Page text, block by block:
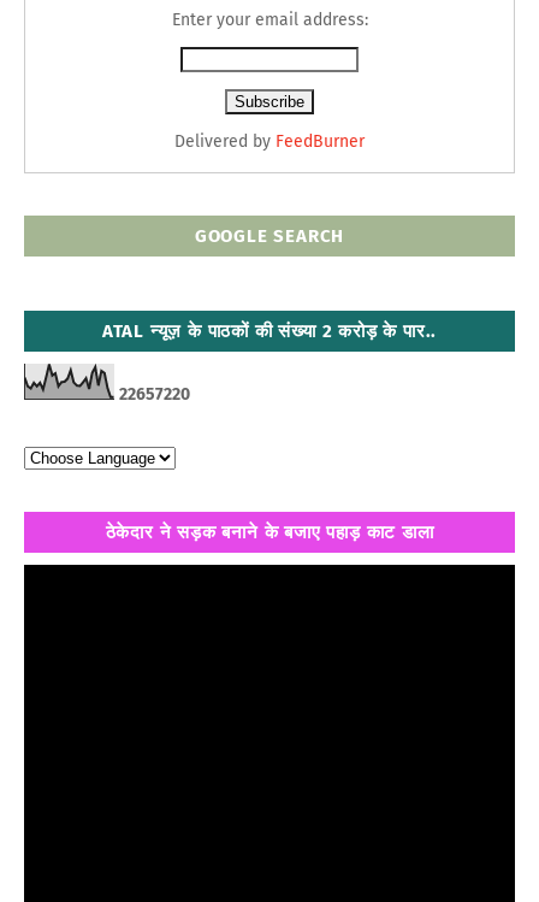
Enter your email address:
Delivered by FeedBurner
GOOGLE SEARCH
ATAL न्यूज़ के पाठकों की संख्या 2 करोड़ के पार..
22657220
ठेकेदार ने सड़क बनाने के बजाए पहाड़ काट डाला